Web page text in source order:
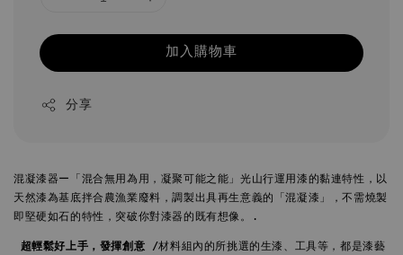
加入購物車
分享
混凝漆器ー「混合無用為用，凝聚可能之能」光山行運用漆的黏連特性，以
天然漆為基底拌合農漁業廢料，調製出具再生意義的「混凝漆」，不需燒製
即堅硬如石的特性，突破你對漆器的既有想像。.
超輕鬆好上手，發揮創意 /材料組內的所挑選的生漆、工具等，都是漆藝